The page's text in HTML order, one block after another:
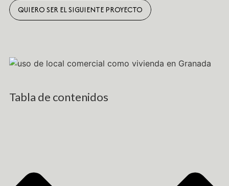
QUIERO SER EL SIGUIENTE PROYECTO
Tabla de contenidos